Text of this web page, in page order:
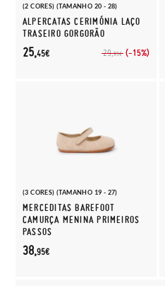
(2 CORES) (TAMANHO 20 - 28)
ALPERCATAS CERIMÓNIA LAÇO
TRASEIRO GORGORÃO
29,95€ (-15%)
25,45€
(3 CORES) (TAMANHO 19 - 27)
MERCEDITAS BAREFOOT
CAMURÇA MENINA PRIMEIROS
PASSOS
38,95€